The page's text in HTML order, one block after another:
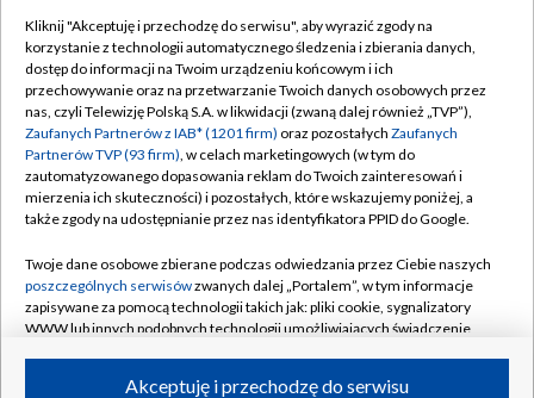
TVP
Abonament TVP
Emisja w TVP
Centrum informacji TVP
Naziemna Telewizja Cyfrowa
Rada Programowa
System NOS
Informacje o nadawcy
Regulamin TVP
Polityka prywatności
Moje zgody
Pomoc
Kontakt
Kanały
Kliknij "Akceptuję i przechodzę do serwisu", aby wyrazić zgody na
korzystanie z technologii automatycznego śledzenia i zbierania danych,
dostęp do informacji na Twoim urządzeniu końcowym i ich
przechowywanie oraz na przetwarzanie Twoich danych osobowych przez
nas, czyli Telewizję Polską S.A. w likwidacji (zwaną dalej również „TVP”),
Zaufanych Partnerów z IAB* (1201 firm) oraz pozostałych Zaufanych
Partnerów TVP (93 firm), w celach marketingowych (w tym do
zautomatyzowanego dopasowania reklam do Twoich zainteresowań i
mierzenia ich skuteczności) i pozostałych, które wskazujemy poniżej, a
także zgody na udostępnianie przez nas identyfikatora PPID do Google.
Twoje dane osobowe zbierane podczas odwiedzania przez Ciebie naszych
poszczególnych serwisówzwanych dalej „Portalem”, w tym informacje
zapisywane za pomocą technologii takich jak: pliki cookie, sygnalizatory
WWW lub innych podobnych technologii umożliwiających świadczenie
ruchu w Internecie.Akceptuję i przechodzę do serwisu